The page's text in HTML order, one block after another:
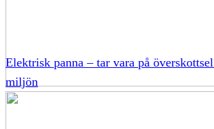
Elektrisk panna – tar vara på
miljön